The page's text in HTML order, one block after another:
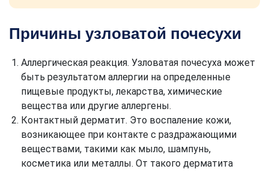
Причины узловатой почесухи
Аллергическая реакция. Узловатая почесуха может
быть результатом аллергии на определенные
пищевые продукты, лекарства, химические
вещества или другие аллергены.
Контактный дерматит. Это воспаление кожи,
возникающее при контакте с раздражающими
веществами, такими как мыло, шампунь,
косметика или металлы. От такого дерматита